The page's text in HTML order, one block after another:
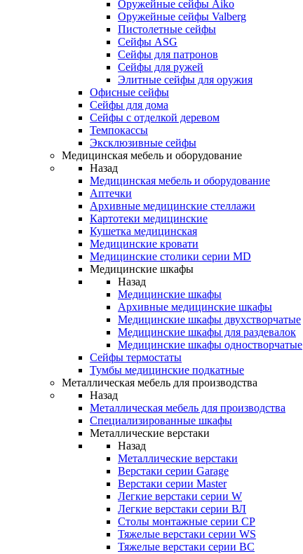
Оружейные сейфы Aiko
Оружейные сейфы Valberg
Пистолетные сейфы
Сейфы ASG
Сейфы для патронов
Сейфы для ружей
Элитные сейфы для оружия
Офисные сейфы
Сейфы для дома
Сейфы с отделкой деревом
Темпокассы
Эксклюзивные сейфы
Медицинская мебель и оборудование
Назад
Медицинская мебель и оборудование
Аптечки
Архивные медицинские стеллажи
Картотеки медицинские
Кушетка медицинская
Медицинские кровати
Медицинские столики серии MD
Медицинские шкафы
Назад
Медицинские шкафы
Архивные медицинские шкафы
Медицинские шкафы двухстворчатые
Медицинские шкафы для раздевалок
Медицинские шкафы одностворчатые
Сейфы термостаты
Тумбы медицинские подкатные
Металлическая мебель для производства
Назад
Металлическая мебель для производства
Cпециализированные шкафы
Металлические верстаки
Назад
Металлические верстаки
Верстаки серии Garage
Верстаки серии Master
Легкие верстаки серии W
Легкие верстаки серии ВЛ
Столы монтажные серии СР
Тяжелые верстаки серии WS
Тяжелые верстаки серии ВС